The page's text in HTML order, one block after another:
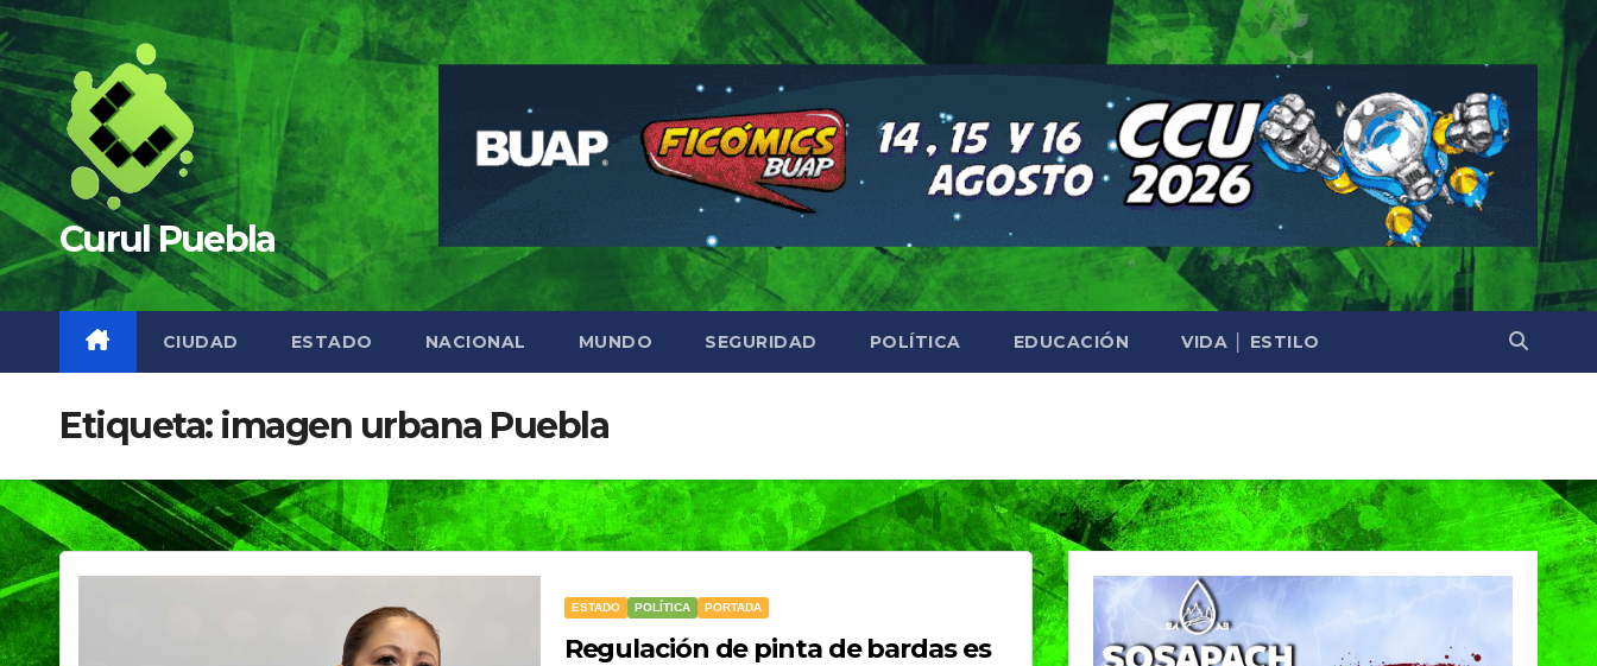
Saltar
al
contenido
Curul Puebla
CIUDAD ESTADO NACIONAL MUNDO SEGURIDAD POLÍTICA EDUCACIÓN VIDA │ ESTILO
Etiqueta: imagen urbana Puebla
ESTADO POLÍTICA PORTADA
Regulación de pinta de bardas es